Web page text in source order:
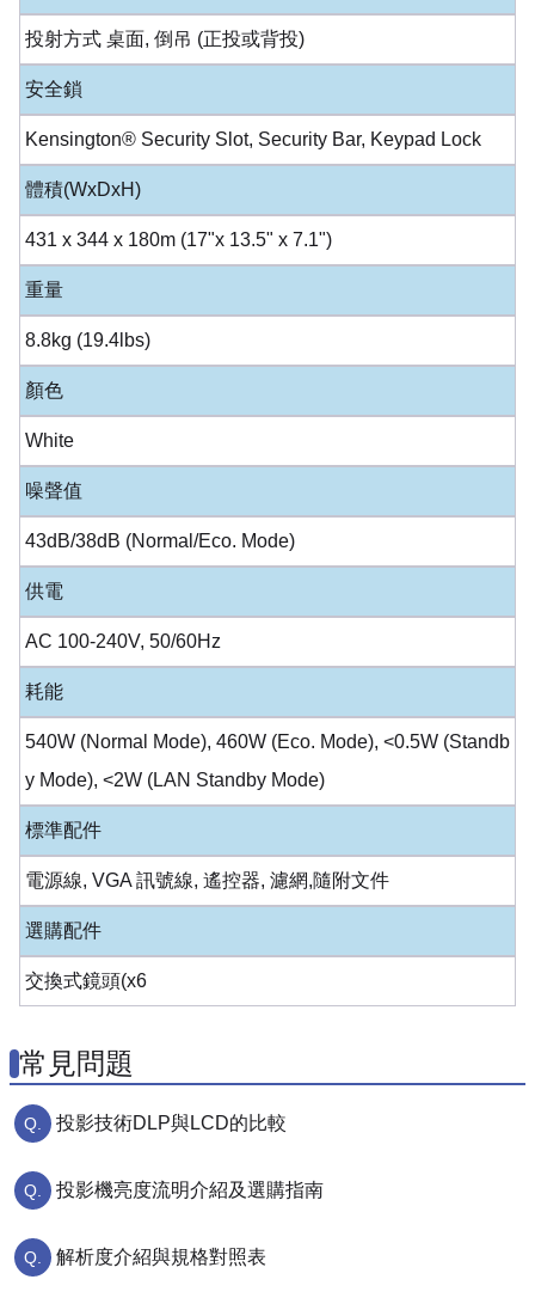
投射方式 桌面, 倒吊 (正投或背投)
安全鎖
Kensington® Security Slot, Security Bar, Keypad Lock
體積(WxDxH)
431 x 344 x 180m (17"x 13.5" x 7.1")
重量
8.8kg (19.4lbs)
顏色
White
噪聲值
43dB/38dB (Normal/Eco. Mode)
供電
AC 100-240V, 50/60Hz
耗能
540W (Normal Mode), 460W (Eco. Mode), <0.5W (Standb
y Mode), <2W (LAN Standby Mode)
標準配件
電源線, VGA 訊號線, 遙控器, 濾網,隨附文件
選購配件
交換式鏡頭(x6
常見問題
投影技術DLP與LCD的比較
投影機亮度流明介紹及選購指南
解析度介紹與規格對照表